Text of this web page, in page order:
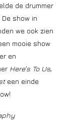
de drummer
show in
we ook zien
mooie show
en
Here’s To Us,
een einde